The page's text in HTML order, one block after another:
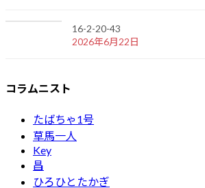
16-2-20-43
2026年6月22日
コラムニスト
たばちゃ1号
草馬一人
Key
昌
ひろひとたかぎ